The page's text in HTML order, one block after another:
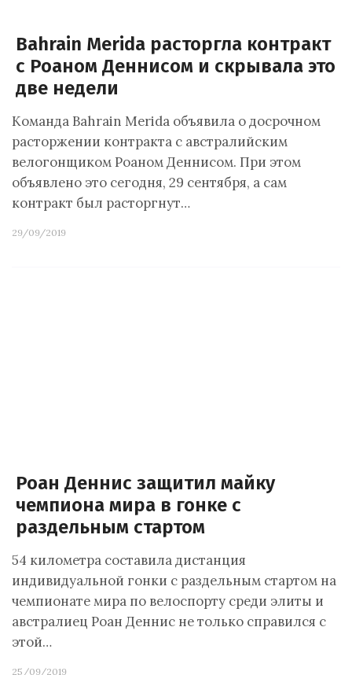
Bahrain Merida расторгла контракт
с Роаном Деннисом и скрывала это
две недели
Команда Bahrain Merida объявила о досрочном
расторжении контракта с австралийским
велогонщиком Роаном Деннисом. При этом
объявлено это сегодня, 29 сентября, а сам
контракт был расторгнут…
29/09/2019
Роан Деннис защитил майку
чемпиона мира в гонке с
раздельным стартом
54 километра составила дистанция
индивидуальной гонки с раздельным стартом на
чемпионате мира по велоспорту среди элиты и
австралиец Роан Деннис не только справился с
этой…
25/09/2019